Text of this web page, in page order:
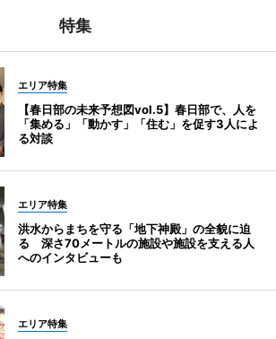
特集
エリア特集
【春日部の未来予想図vol.5】春日部で、人を
「集める」「動かす」「住む」を促す3人によ
る対談
エリア特集
洪水からまちを守る「地下神殿」の全貌に迫
る 深さ70メートルの施設や施設を支える人
へのインタビューも
エリア特集